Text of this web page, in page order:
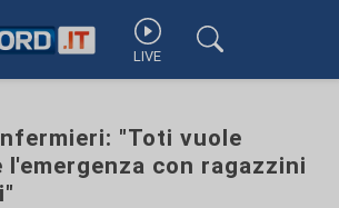
LIVE
"Toti vuole
con ragazzini